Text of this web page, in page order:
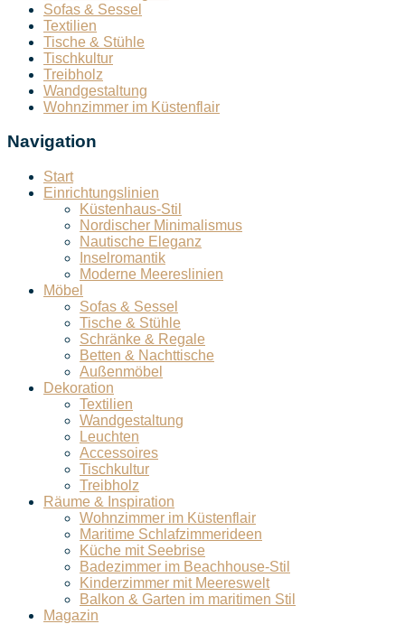
Sofas & Sessel
Textilien
Tische & Stühle
Tischkultur
Treibholz
Wandgestaltung
Wohnzimmer im Küstenflair
Navigation
Start
Einrichtungslinien
Küstenhaus-Stil
Nordischer Minimalismus
Nautische Eleganz
Inselromantik
Moderne Meereslinien
Möbel
Sofas & Sessel
Tische & Stühle
Schränke & Regale
Betten & Nachttische
Außenmöbel
Dekoration
Textilien
Wandgestaltung
Leuchten
Accessoires
Tischkultur
Treibholz
Räume & Inspiration
Wohnzimmer im Küstenflair
Maritime Schlafzimmerideen
Küche mit Seebrise
Badezimmer im Beachhouse-Stil
Kinderzimmer mit Meereswelt
Balkon & Garten im maritimen Stil
Magazin